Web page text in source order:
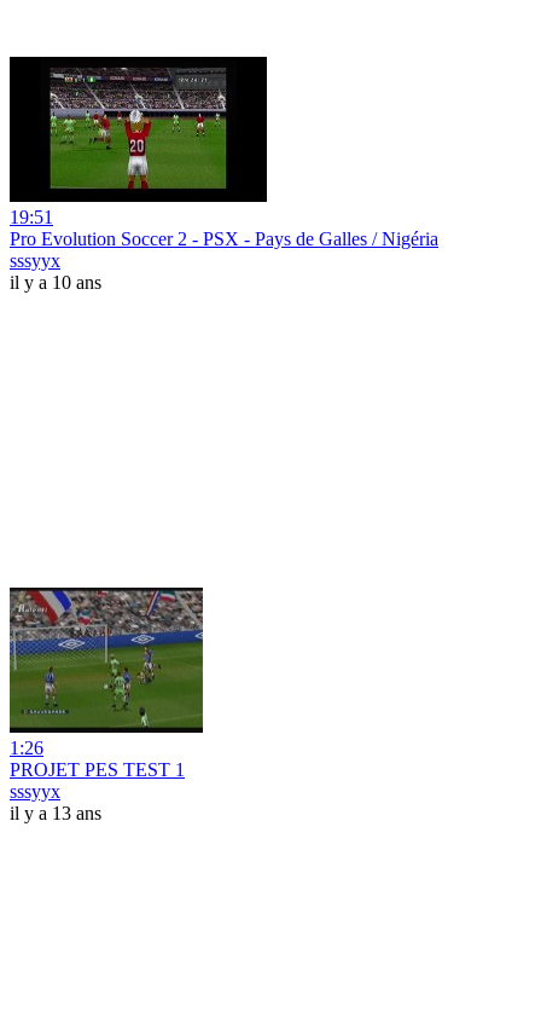
19:51
Pro Evolution Soccer 2 - PSX - Pays de Galles / Nigéria
sssyyx
il y a 10 ans
1:26
PROJET PES TEST 1
sssyyx
il y a 13 ans